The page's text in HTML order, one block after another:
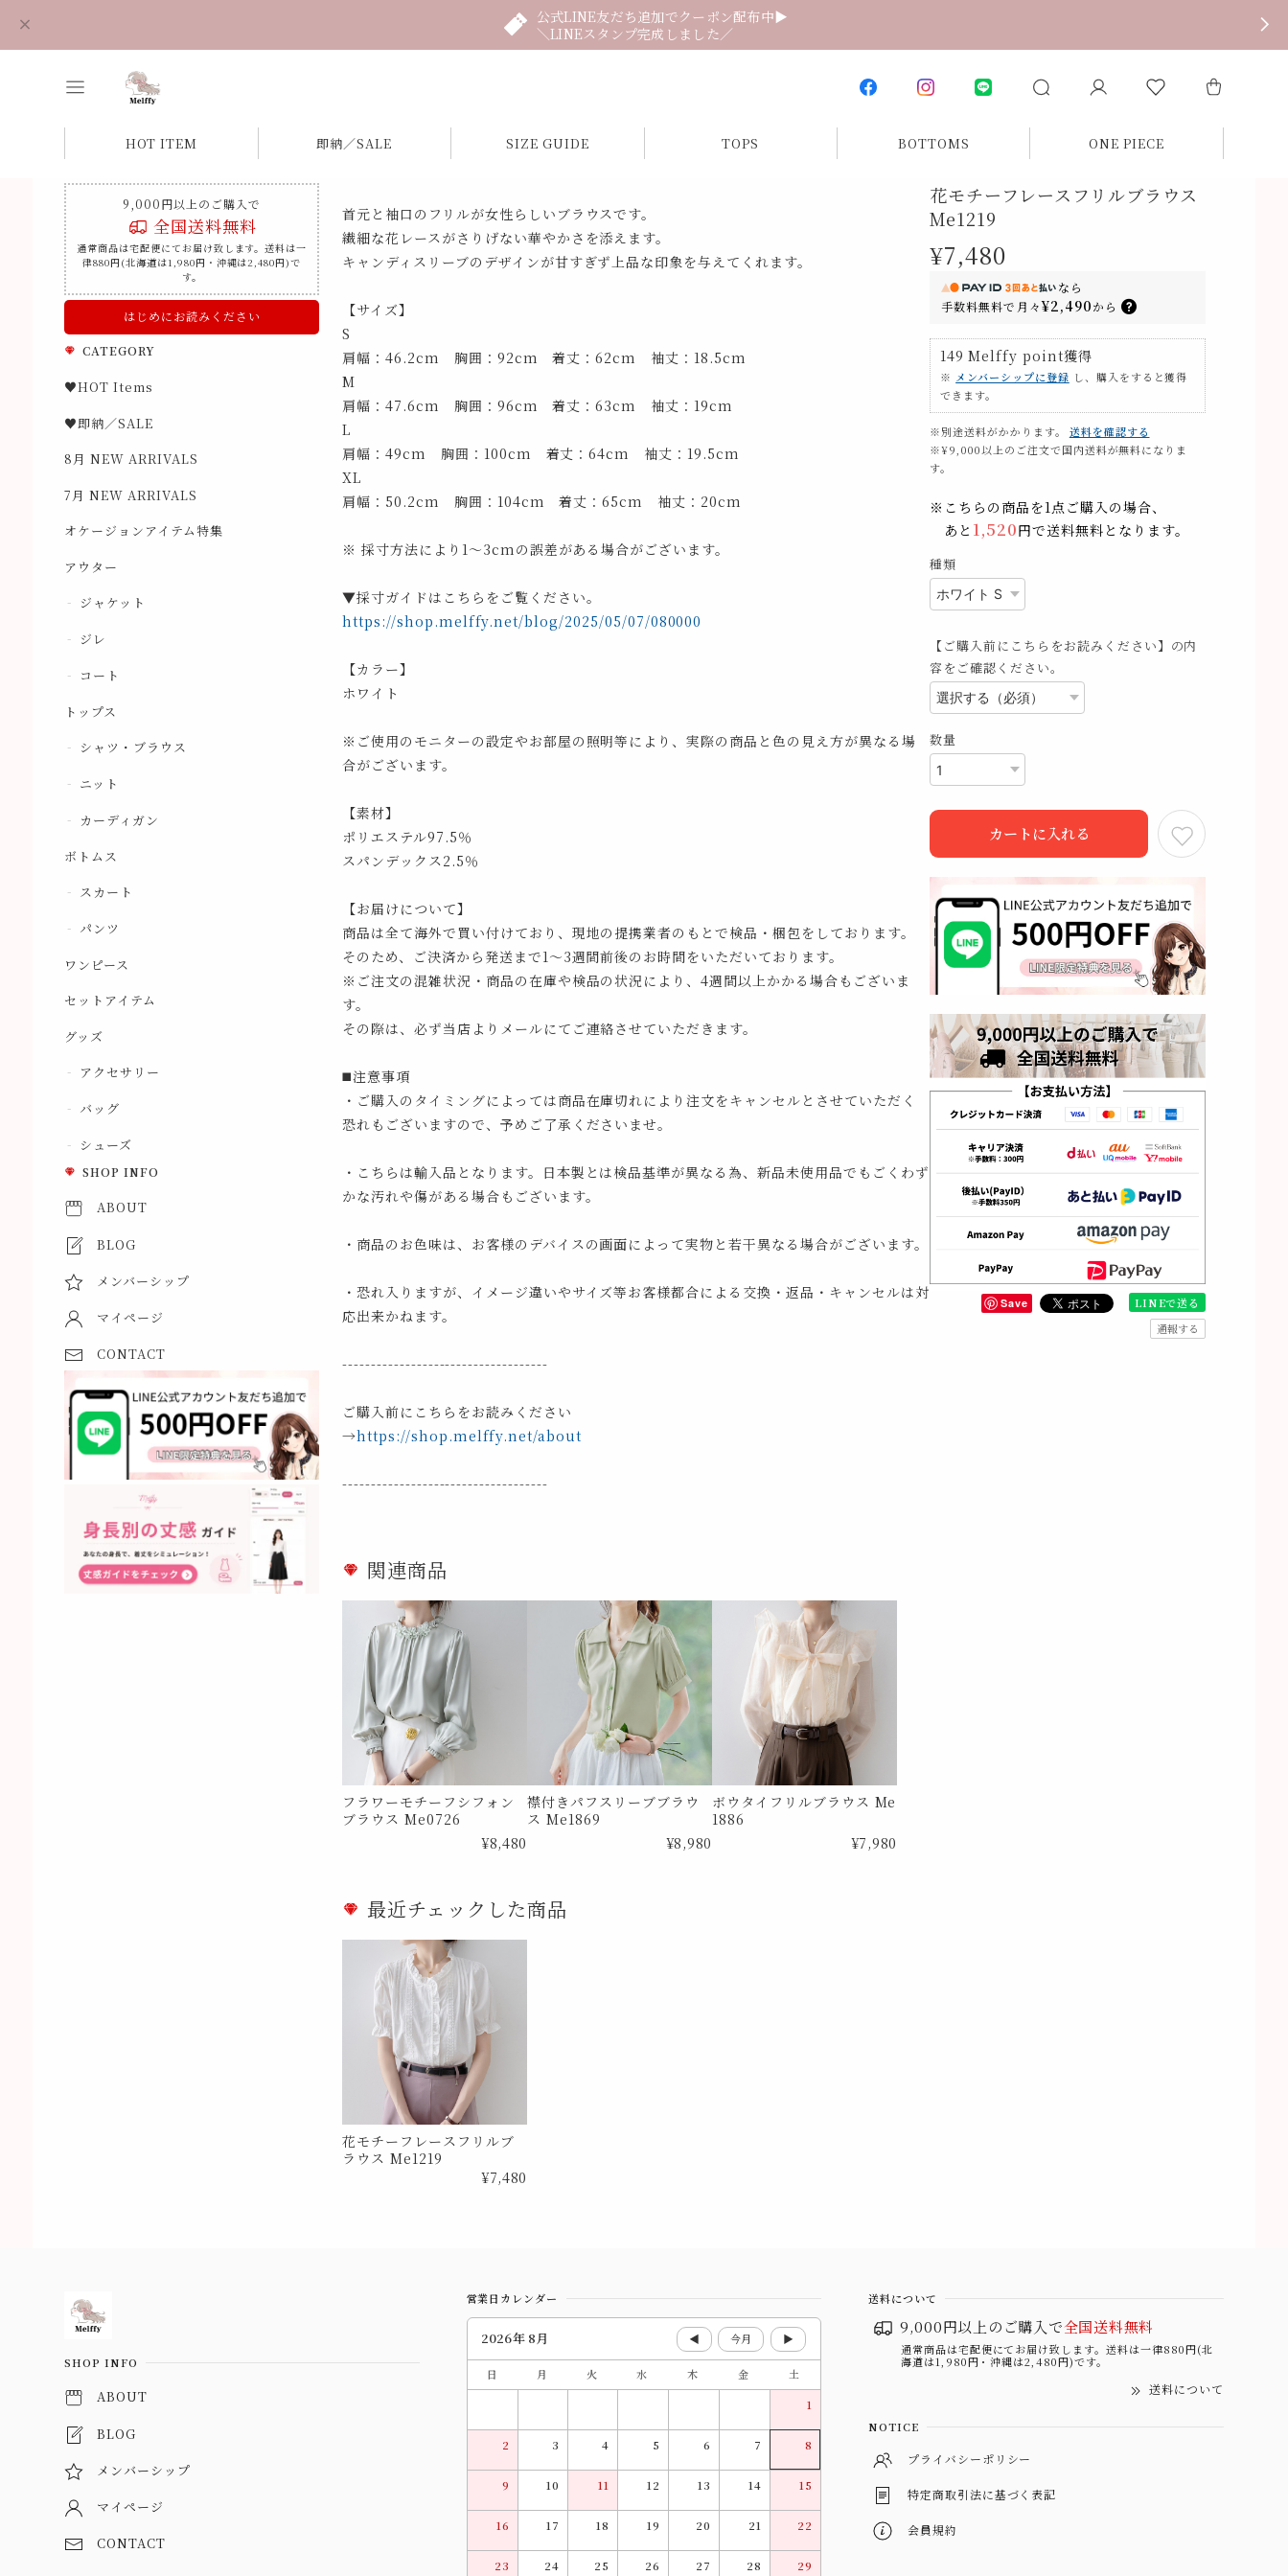
公式LINE友だち追加でクーポン配布中▶
＼LINEスタンプ完成しました／
HOT ITEM 即納／SALE SIZE GUIDE TOPS BOTTOMS ONE PIECE
9,000円以上のご購入で
全国送料無料
通常商品は宅配便にてお届け致します。送料は一
律880円(北海道は1,980円・沖縄は2,480円)で
す。
はじめにお読みください
CATEGORY
♥HOT Items
♥即納／SALE
8月 NEW ARRIVALS
7月 NEW ARRIVALS
オケージョンアイテム特集
アウター
ジャケット
ジレ
コート
トップス
シャツ・ブラウス
ニット
カーディガン
ボトムス
スカート
パンツ
ワンピース
セットアイテム
グッズ
アクセサリー
バッグ
シューズ
SHOP INFO
ABOUT
BLOG
メンバーシップ
マイページ
CONTACT
首元と袖口のフリルが女性らしいブラウスです。
繊細な花レースがさりげない華やかさを添えます。
キャンディスリーブのデザインが甘すぎず上品な印象を与えてくれます。
【サイズ】
S
肩幅：46.2cm 胸囲：92cm 着丈：62cm 袖丈：18.5cm
M
肩幅：47.6cm 胸囲：96cm 着丈：63cm 袖丈：19cm
L
肩幅：49cm 胸囲：100cm 着丈：64cm 袖丈：19.5cm
XL
肩幅：50.2cm 胸囲：104cm 着丈：65cm 袖丈：20cm
※ 採寸方法により1～3cmの誤差がある場合がございます。
▼採寸ガイドはこちらをご覧ください。
https://shop.melffy.net/blog/2025/05/07/080000
【カラー】
ホワイト
※ご使用のモニターの設定やお部屋の照明等により、実際の商品と色の見え方が異なる場
合がございます。
【素材】
ポリエステル97.5％
スパンデックス2.5％
【お届けについて】
商品は全て海外で買い付けており、現地の提携業者のもとで検品・梱包をしております。
そのため、ご決済から発送まで1～3週間前後のお時間をいただいております。
※ご注文の混雑状況・商品の在庫や検品の状況により、4週間以上かかる場合もございま
す。
その際は、必ず当店よりメールにてご連絡させていただきます。
◼️注意事項
・ご購入のタイミングによっては商品在庫切れにより注文をキャンセルとさせていただく
恐れもございますので、予めご了承くださいませ。
・こちらは輸入品となります。日本製とは検品基準が異なる為、新品未使用品でもごくわず
かな汚れや傷がある場合もございます。
・商品のお色味は、お客様のデバイスの画面によって実物と若干異なる場合がございます。
・恐れ入りますが、イメージ違いやサイズ等お客様都合による交換・返品・キャンセルは対
応出来かねます。
------------------------------------
ご購入前にこちらをお読みください
→https://shop.melffy.net/about
------------------------------------
花モチーフレースフリルブラウス
Me1219
¥7,480
なら
手数料無料で 月々¥2,490から
149 Melffy point獲得
※ メンバーシップに登録 し、購入をすると獲得
できます。
※別途送料がかかります。
送料を確認する
※¥9,000以上のご注文で国内送料が無料になりま
す。
※こちらの商品を1点ご購入の場合、
あと 1,520円で送料無料となります。
種類
【ご購入前にこちらをお読みください】の内
容をご確認ください。
数量
カートに入れる
Save
LINEで送る
通報する
関連商品
フラワーモチーフシフォン
ブラウス Me0726
¥8,480
襟付きパフスリーブブラウ
ス Me1869
¥8,980
ボウタイフリルブラウス Me
1886
¥7,980
最近チェックした商品
花モチーフレースフリルブ
ラウス Me1219
¥7,480
Information
SHOP INFO
ABOUT
BLOG
メンバーシップ
マイページ
CONTACT
営業日カレンダー
2026年 8月 ◀ 今月 ▶
日 月 火 水 木 金
土
1
2 3 4 5 6 7 8
9 10 11 12 13 14 15
16 17 18 19 20 21 22
23 24 25 26 27 28 29
送料について
9,000円以上のご購入で全国送料無料
通常商品は宅配便にてお届け致します。送料は一律880円(北
海道は1,980円・沖縄は2,480円)です。
送料について
NOTICE
プライバシーポリシー
特定商取引法に基づく表記
会員規約